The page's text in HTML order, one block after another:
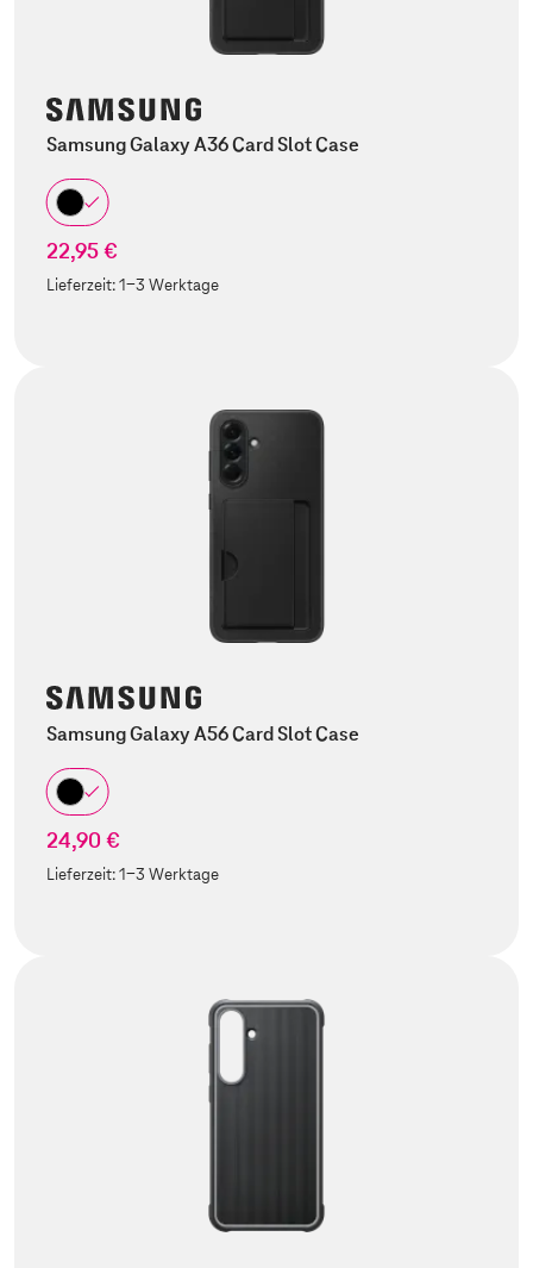
Samsung Galaxy A36 Card Slot Case
22,95 €
Lieferzeit:1-3 Werktage
Samsung Galaxy A56 Card Slot Case
24,90 €
Lieferzeit:1-3 Werktage